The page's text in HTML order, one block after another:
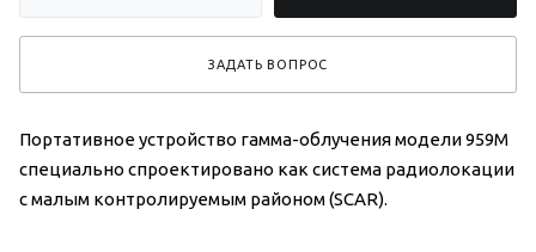
ЗАДАТЬ ВОПРОС
Портативное устройство гамма-облучения модели 959М
специально спроектировано как система радиолокации
с малым контролируемым районом (SCAR).